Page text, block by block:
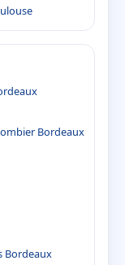
Bordeaux
Bordeaux